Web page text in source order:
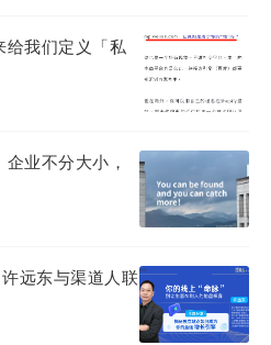
给我们定义「私
业不分大小，
远东与渠道人联